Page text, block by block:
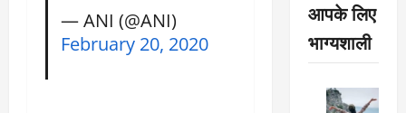
— ANI (@ANI)
February 20, 2020
आपके लिए
भाग्यशाली